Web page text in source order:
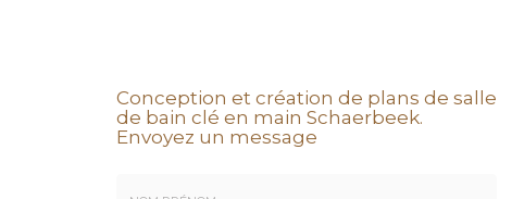
Conception et création de plans de salle
de bain clé en main Schaerbeek.
Envoyez un message